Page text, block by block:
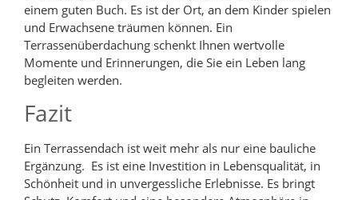
einem guten Buch. Es ist der Ort, an dem Kinder spielen
und Erwachsene träumen können. Ein
Terrassenüberdachung schenkt Ihnen wertvolle
Momente und Erinnerungen, die Sie ein Leben lang
begleiten werden.
Fazit
Ein Terrassendach ist weit mehr als nur eine bauliche
Ergänzung. Es ist eine Investition in Lebensqualität, in
Schönheit und in unvergessliche Erlebnisse. Es bringt